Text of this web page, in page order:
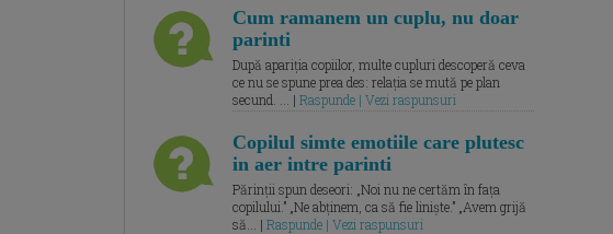
Cum ramanem un cuplu, nu doar
parinti
După apariția copiilor, multe cupluri descoperă ceva
ce nu se spune prea des: relația se mută pe plan
secund. ... | Raspunde | Vezi raspunsuri
Copilul simte emotiile care plutesc
in aer intre parinti
Părinții spun deseori: „Noi nu ne certăm în fața
copilului.” „Ne abținem, ca să fie liniște.” „Avem grijă
să... | Raspunde | Vezi raspunsuri